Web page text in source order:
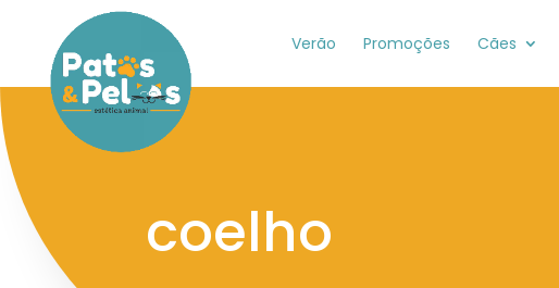
Verão Promoções Cães
coelho